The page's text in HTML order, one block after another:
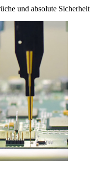
und absolute Sicherheit